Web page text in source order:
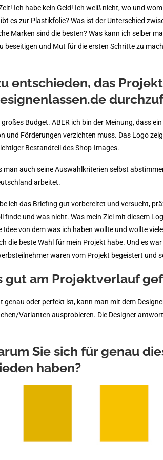
Ich habe kein Geld! Ich weiß nicht, wo und
es zur Plastikfolie? Was ist der Unterschied
Marken sind die besten? Was kann ich selber
beseitigen und Mut für die ersten Schritte zu
entschieden, das
Budget. ABER ich bin der Meinung, dass
und Förderungen verzichten muss. Das Logo
Bestandteil des Shop-Images.
man auch seine Auswahlkriterien selbst
arbeitet.
ich das Briefing gut vorbereitet und versucht,
finde und was nicht. Was mein Ziel mit diesem
von dem was ich haben wollte und wollte
die beste Wahl für mein Projekt habe. Und es
waren vom Projekt begeistert und
gut am Projektverlauf
genau oder perfekt ist, kann man mit dem
Varianten ausprobieren. Die Designer
Sie sich für genau
haben?